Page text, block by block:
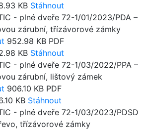
KB Stáhnout
- plné dveře 72-1/01/2023/PDA –
zárubní, třízávorové zámky
952.98 KB PDF
KB Stáhnout
- plné dveře 72-1/03/2022/PPA –
zárubní, lištový zámek
906.10 KB PDF
KB Stáhnout
- plné dveře 72-1/03/2023/PDSD
třízávorové zámky